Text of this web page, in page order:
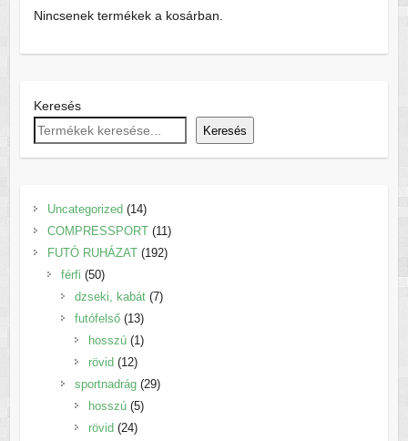
Nincsenek termékek a kosárban.
Keresés
Keresés
Uncategorized 1414
termék
COMPRESSPORT 1111
termék
FUTÓ RUHÁZAT 192192
férfi 5050
termék
dzseki, kabát 77
futófelső 1313
termék
hosszú 11
rövid 1212
termék
sportnadrág 2929
hosszú 55
rövid 2424